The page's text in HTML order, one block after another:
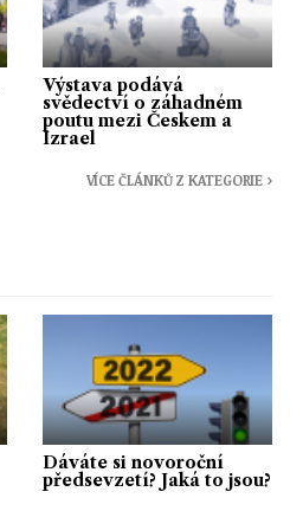
Výstava podává
svědectví o záhadném
poutu mezi Českem a
Izrael
VÍCE ČLÁNKŮ Z KATEGORIE ›
Dáváte si novoroční
předsevzetí? Jaká to jsou?